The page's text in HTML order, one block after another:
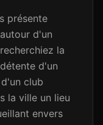
présente
d'un
la
d'un
club
la ville un lieu
envers